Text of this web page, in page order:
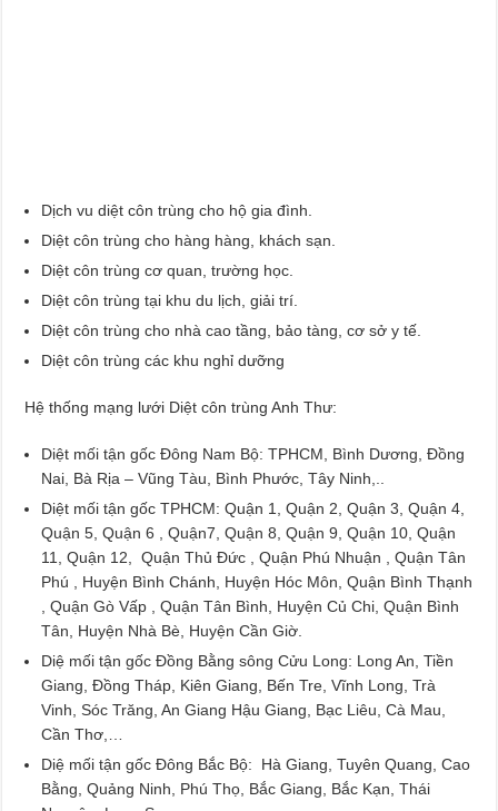
Dịch vu diệt côn trùng cho hộ gia đình.
Diệt côn trùng cho hàng hàng, khách sạn.
Diệt côn trùng cơ quan, trường học.
Diệt côn trùng tại khu du lịch, giải trí.
Diệt côn trùng cho nhà cao tầng, bảo tàng, cơ sở y tế.
Diệt côn trùng các khu nghỉ dưỡng
Hệ thống mạng lưới Diệt côn trùng Anh Thư:
Diệt mối tận gốc Đông Nam Bộ: TPHCM, Bình Dương, Đồng
Nai, Bà Rịa – Vũng Tàu, Bình Phước, Tây Ninh,..
Diệt mối tận gốc TPHCM: Quận 1, Quận 2, Quận 3, Quận 4,
Quận 5, Quận 6 , Quận7, Quận 8, Quận 9, Quận 10, Quận
11, Quận 12, Quận Thủ Đức , Quận Phú Nhuận , Quận Tân
Phú , Huyện Bình Chánh, Huyện Hóc Môn, Quận Bình Thạnh
, Quận Gò Vấp , Quận Tân Bình, Huyện Củ Chi, Quận Bình
Tân, Huyện Nhà Bè, Huyện Cần Giờ.
Diệ mối tận gốc Đồng Bằng sông Cửu Long: Long An, Tiền
Giang, Đồng Tháp, Kiên Giang, Bến Tre, Vĩnh Long, Trà
Vinh, Sóc Trăng, An Giang Hậu Giang, Bạc Liêu, Cà Mau,
Cần Thơ,…
Diệ mối tận gốc Đông Bắc Bộ: Hà Giang, Tuyên Quang, Cao
Bằng, Quảng Ninh, Phú Thọ, Bắc Giang, Bắc Kạn, Thái